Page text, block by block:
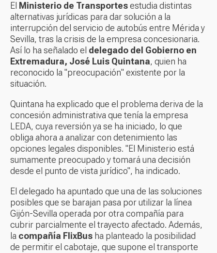
El Ministerio de Transportesestudia distintas
alternativas jurídicas para dar solución a la
interrupción del servicio de autobús entre Mérida y
Sevilla, tras la crisis de la empresa concesionaria.
Así lo ha señalado el delegado del Gobierno en
Extremadura, José Luis Quintana, quien ha
reconocido la "preocupación" existente por la
situación.
Quintana ha explicado que el problema deriva de la
concesión administrativa que tenía la empresa
LEDA, cuya reversión ya se ha iniciado, lo que
obliga ahora a analizar con detenimiento las
opciones legales disponibles. "El Ministerio está
sumamente preocupado y tomará una decisión
desde el punto de vista jurídico", ha indicado.
El delegado ha apuntado que una de las soluciones
posibles que se barajan pasa por utilizar la línea
Gijón-Sevilla operada por otra compañía para
cubrir parcialmente el trayecto afectado. Además,
la compañía FlixBus ha planteado la posibilidad
de permitir el cabotaje, que supone el transporte